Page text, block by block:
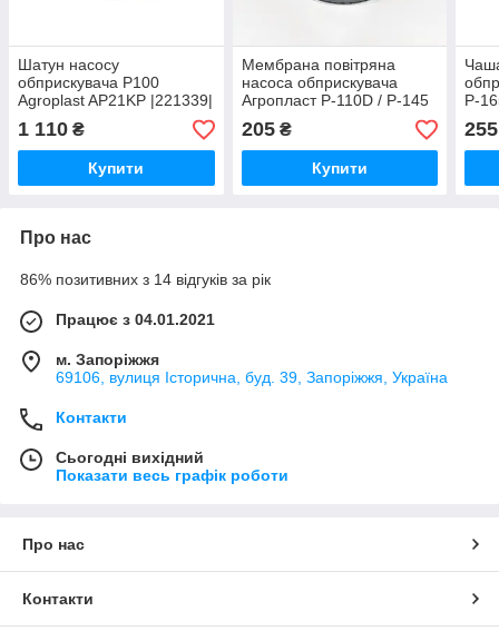
Шатун насосу
обприскувача P100
Agroplast AP21KP |221339|
(Агропласт, Польща)
1 110 ₴
Купити
Мембрана повітряна
насоса обприскувача
Агропласт P-110D / P-145
Agroplast AP23PP | 221506
|205₴
Купити
Р-
255
Про нас
86% позитивних з 14 відгуків за рік
Працює з 04.01.2021
м. Запоріжжя
69106, вулиця Історична, буд. 39, Запоріжжя, Україна
Контакти
Сьогодні вихідний
Показати весь графік роботи
Про нас
Контакти